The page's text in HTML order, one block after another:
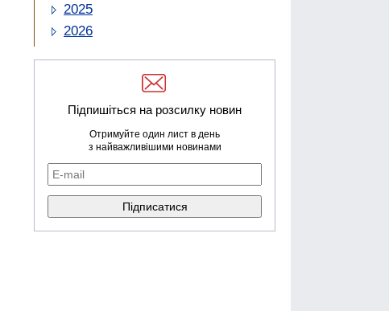
2025
2026
Підпишіться на розсилку новин
Отримуйте один лист в день
з найважливішими новинами